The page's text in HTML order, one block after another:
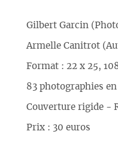
Gilbert Garcin
Armelle Canitrot
Format : 22 x 25,
83 photographies
Couverture rigide -
Prix : 30 euros